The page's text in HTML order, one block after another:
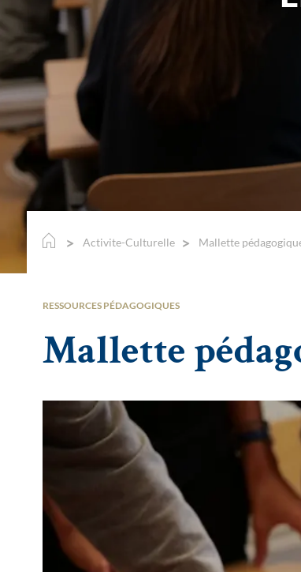
Activite-Culturelle Mallette
RESSOURCES PÉDAGOGIQUES
Mallette